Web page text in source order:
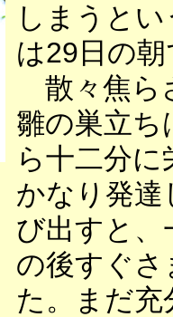
しまうと
は29日の
散々焦ら
雛の巣立ち
ら十二分
かなり発
び出すと
の後すぐ
た。まだ